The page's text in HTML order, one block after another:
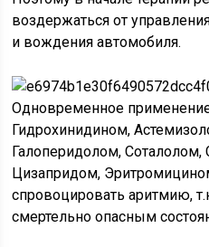
воздержаться от
и вождения автомобиля.
Одновременное
Гидрохинидином,
Галоперидолом,
Цизапридом,
спровоцировать аритмию,
смертельно опасным